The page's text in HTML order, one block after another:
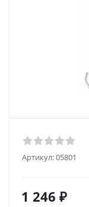
Артикул:05801
1 246 ₽